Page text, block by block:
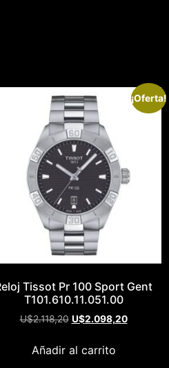
¡Oferta!
Tissot Pr 100 Sport Gent
T101.610.11.051.00
U$2.118,20 U$2.098,20
Añadir al carrito